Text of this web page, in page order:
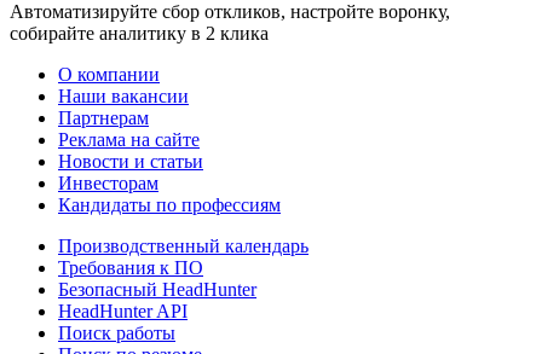
Автоматизируйте сбор откликов, настройте воронку,
собирайте аналитику в 2 клика
О компании
Наши вакансии
Партнерам
Реклама на сайте
Новости и статьи
Инвесторам
Кандидаты по профессиям
Производственный календарь
Требования к ПО
Безопасный HeadHunter
HeadHunter API
Поиск работы